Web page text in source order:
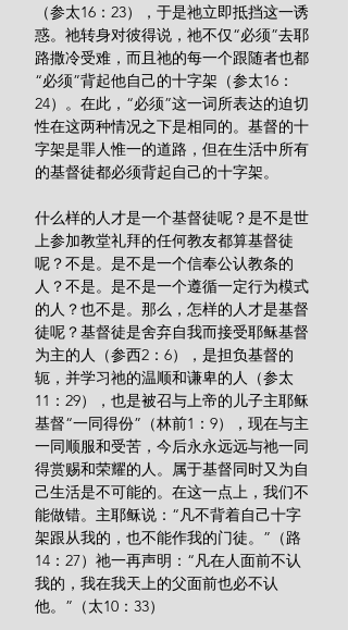
（参太16：23），于是祂立即抵挡这一诱
惑。祂转身对彼得说，祂不仅“必须”去耶
路撒冷受难，而且祂的每一个跟随者也都
“必须”背起他自己的十字架（参太16：
24）。在此，“必须”这一词所表达的迫切
性在这两种情况之下是相同的。基督的十
字架是罪人惟一的道路，但在生活中所有
的基督徒都必须背起自己的十字架。
什么样的人才是一个基督徒呢？是不是世
上参加教堂礼拜的任何教友都算基督徒
呢？不是。是不是一个信奉公认教条的
人？不是。是不是一个遵循一定行为模式
的人？也不是。那么，怎样的人才是基督
徒呢？基督徒是舍弃自我而接受耶稣基督
为主的人（参西2：6），是担负基督的
轭，并学习祂的温顺和谦卑的人（参太
11：29），也是被召与上帝的儿子主耶稣
基督“一同得份”（林前1：9），现在与主
一同顺服和受苦，今后永永远远与祂一同
得赏赐和荣耀的人。属于基督同时又为自
己生活是不可能的。在这一点上，我们不
能做错。主耶稣说：“凡不背着自己十字
架跟从我的，也不能作我的门徒。”（路
14：27）祂一再声明：“凡在人面前不认
我的，我在我天上的父面前也必不认
他。”（太10：33）